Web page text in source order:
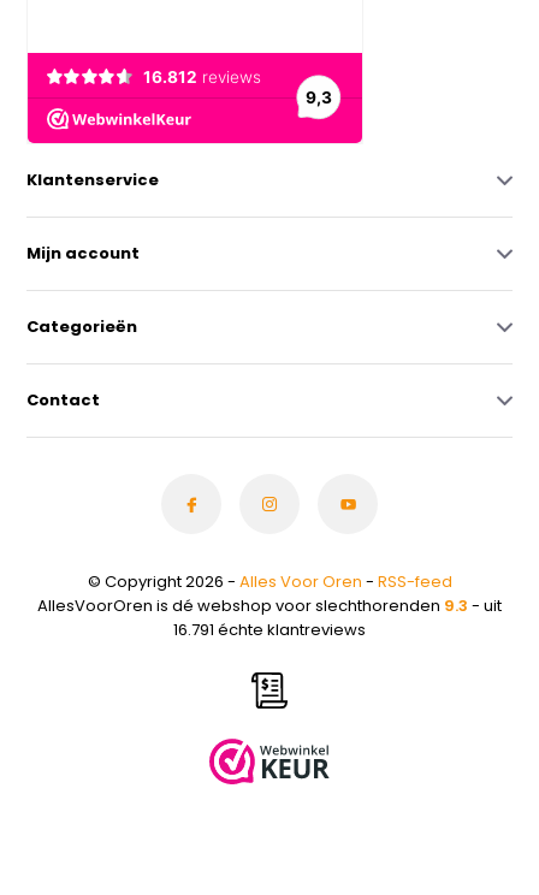
Klantenservice
Mijn account
Categorieën
Contact
© Copyright 2026 - Alles Voor Oren - RSS-feed
AllesVoorOren is dé webshop voor slechthorenden 9.3 - uit
16.791 échte klantreviews